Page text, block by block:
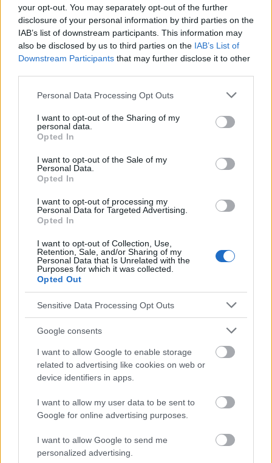
your opt-out. You may separately opt-out of the further
disclosure of your personal information by third parties on the
IAB’s list of downstream participants. This information may
also be disclosed by us to third parties on the IAB’s List of
Downstream Participants that may further disclose it to other
Please note that this website/app uses one or more Google
not limited to your visit or usage behaviour. You may click to
grant or deny consent to Google and its third-party tags to
use your data for below specified purposes in below Google
consent section.
Personal Data Processing Opt Outs
I want to opt-out of the Sharing of my
personal data.
Opted In
I want to opt-out of the Sale of my
Personal Data.
Opted In
I want to opt-out of processing my
Personal Data for Targeted Advertising.
Opted In
I want to opt-out of Collection, Use,
Retention, Sale, and/or Sharing of my
Personal Data that Is Unrelated with the
Purposes for which it was collected.
Opted Out
Sensitive Data Processing Opt Outs
Google consents
I want to allow Google to enable storage
related to advertising like cookies on web or
device identifiers in apps.
I want to allow my user data to be sent to
Google for online advertising purposes.
I want to allow Google to send me
personalized advertising.